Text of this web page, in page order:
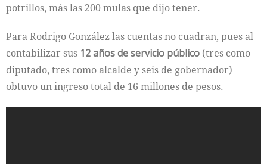
potrillos, más las 200 mulas que dijo tener.
Para Rodrigo González las cuentas no cuadran, pues al
contabilizar sus 12 años de servicio público (tres como
diputado, tres como alcalde y seis de gobernador)
obtuvo un ingreso total de 16 millones de pesos.